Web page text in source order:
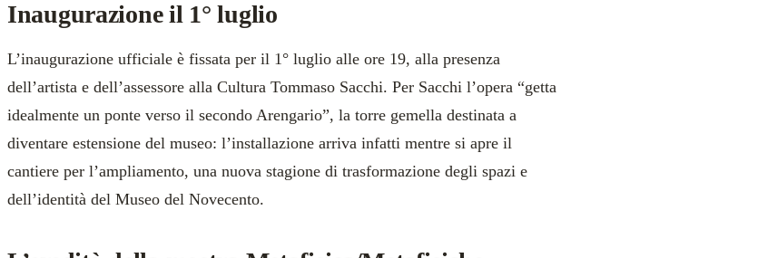
Inaugurazione il 1° luglio
L’inaugurazione ufficiale è fissata per il 1° luglio alle ore 19, alla presenza
dell’artista e dell’assessore alla Cultura Tommaso Sacchi. Per Sacchi l’opera “getta
idealmente un ponte verso il secondo Arengario”, la torre gemella destinata a
diventare estensione del museo: l’installazione arriva infatti mentre si apre il
cantiere per l’ampliamento, una nuova stagione di trasformazione degli spazi e
dell’identità del Museo del Novecento.